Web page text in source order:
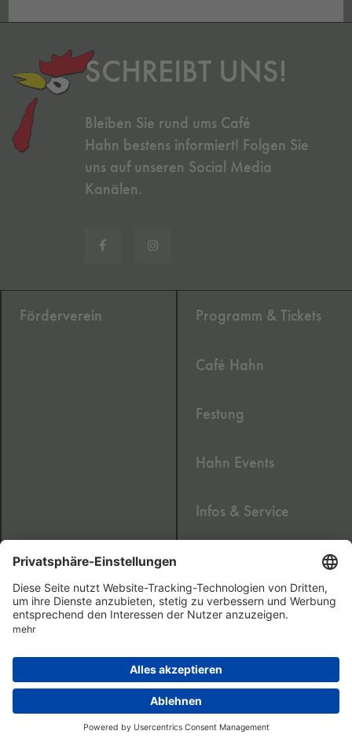
SCHREIBT UNS!
Bleiben Sie rund ums Café
Hahn bestens informiert! Folgen Sie
uns auf unseren Social Media
Kanälen.
Förderverein Programm & Tickets
Café Hahn
Festung
Hahn Events
Infos & Service
2020 © Cafe Hahn GmbH
Impressum AGB Datenschutz
Barrierefreiheitserklärung